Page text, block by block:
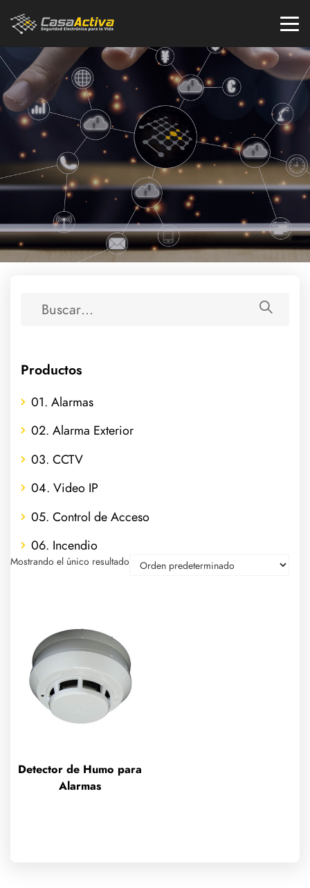
Productos
01. Alarmas
02. Alarma Exterior
03. CCTV
04. Video IP
05. Control de Acceso
06. Incendio
Mostrando el único resultado
Detector de Humo para
Alarmas